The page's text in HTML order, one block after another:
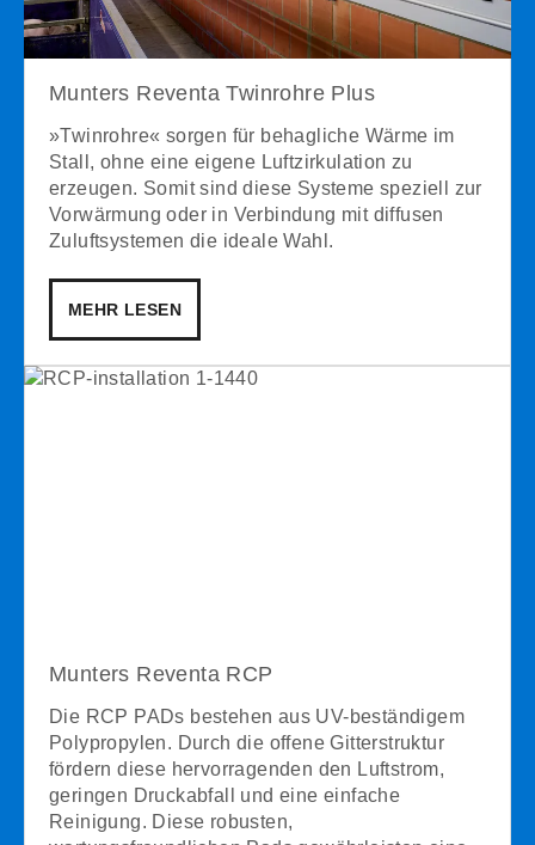
Munters Reventa Twinrohre Plus
»Twinrohre« sorgen für behagliche Wärme im
Stall, ohne eine eigene Luftzirkulation zu
erzeugen. Somit sind diese Systeme speziell zur
Vorwärmung oder in Verbindung mit diffusen
Zuluftsystemen die ideale Wahl.
MEHR LESEN
Munters Reventa RCP
Die RCP PADs bestehen aus UV-beständigem
Polypropylen. Durch die offene Gitterstruktur
fördern diese hervorragenden den Luftstrom,
geringen Druckabfall und eine einfache
Reinigung. Diese robusten,